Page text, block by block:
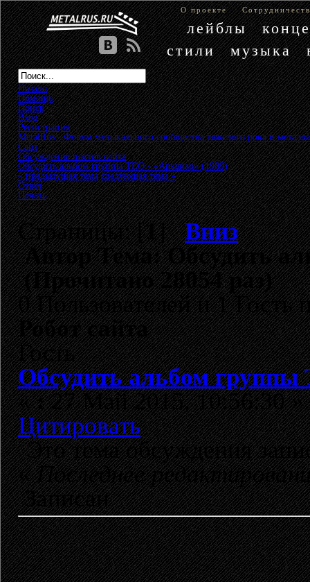
О проекте
лейблы
стили
музыка
Начало
Помощь
Поиск
Вход
Регистрация
MetalRus - Форум музыкального сообщества тяжелого рока и металла
Сайт»
Обсуждение постов сайта»
Обсудить альбом группы ТЕО - «Арканар» (1989)
« предыдущая тема следующая тема »
Ответ
Печать
Страницы: [1]Вниз
АвторТема: Обсудить
(Прочитано 28054 раз)
0 Пользователей и 1 Гость
Робот сайта
Гость
Обсудить альбом
«:27 Май 2015, 10:56:30 »
Цитировать
Это тема обсуждения
«Последнее
Записан